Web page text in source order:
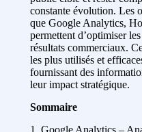
constante évolution. Les
que Google Analytics,
permettent d’optimiser
résultats commerciaux.
les plus utilisés et
fournissant des
leur impact stratégique.
Sommaire
1. Google Analytics –